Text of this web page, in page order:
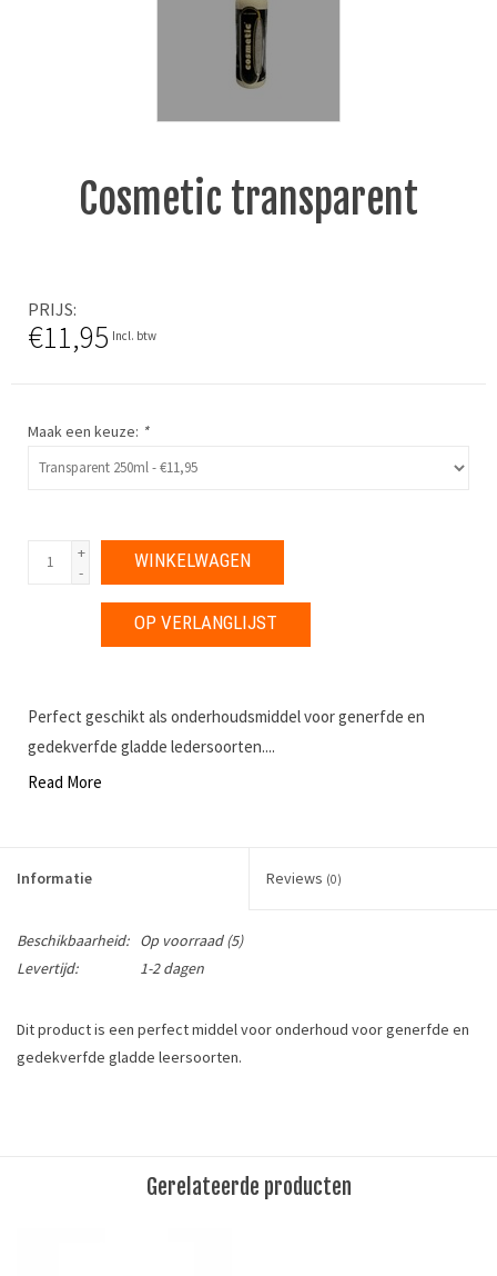
Cosmetic transparent
PRIJS
€11,95 Incl. btw
Maak een keuze: *
+
-
WINKELWAGEN
OP VERLANGLIJST
Perfect geschikt als onderhoudsmiddel voor generfde en
gedekverfde gladde ledersoorten....
Read More
Informatie Reviews (0)
Beschikbaarheid: Op voorraad(5)
Levertijd:
1-2 dagen
Dit product is een perfect middel voor onderhoud voor generfde en
gedekverfde gladde leersoorten.
zachte doek enkele druppels aanbrengen op het leer en uitwrijven.
Gerelateerde producten